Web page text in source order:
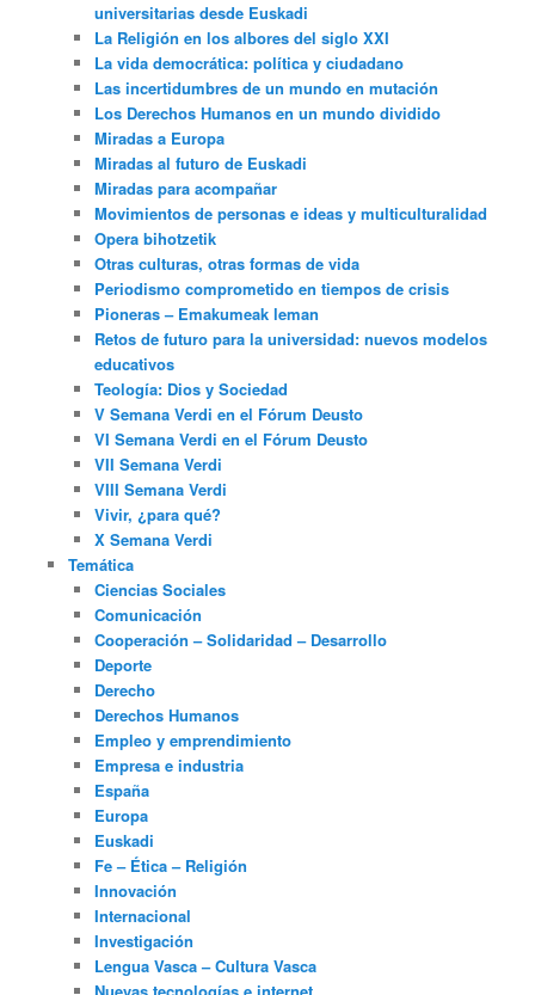
universitarias desde Euskadi
La Religión en los albores del siglo XXI
La vida democrática: política y ciudadano
Las incertidumbres de un mundo en mutación
Los Derechos Humanos en un mundo dividido
Miradas a Europa
Miradas al futuro de Euskadi
Miradas para acompañar
Movimientos de personas e ideas y multiculturalidad
Opera bihotzetik
Otras culturas, otras formas de vida
Periodismo comprometido en tiempos de crisis
Pioneras – Emakumeak leman
Retos de futuro para la universidad: nuevos modelos
educativos
Teología: Dios y Sociedad
V Semana Verdi en el Fórum Deusto
VI Semana Verdi en el Fórum Deusto
VII Semana Verdi
VIII Semana Verdi
Vivir, ¿para qué?
X Semana Verdi
Temática
Ciencias Sociales
Comunicación
Cooperación – Solidaridad – Desarrollo
Deporte
Derecho
Derechos Humanos
Empleo y emprendimiento
Empresa e industria
España
Europa
Euskadi
Fe – Ética – Religión
Innovación
Internacional
Investigación
Lengua Vasca – Cultura Vasca